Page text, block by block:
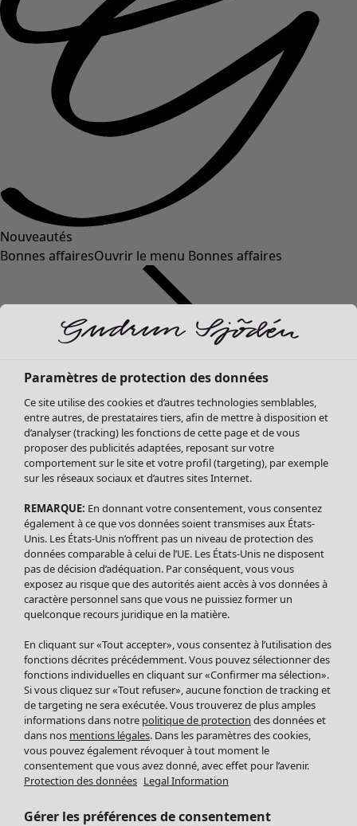
Nouveautés
Bonnes affairesOuvrir le menu Bonnes affaires
Soldes Vêtements
Tous les vêtements
Robes
Tuniques
Blouses
Tops
Gilets
Pantalon
Jupes
Leggings et collants
Accessoires
Chaussures
Vêtements de bain
Basics
Soldes Mobilier
Bonnes affaires déco
Décoration
Textiles
Tapis
Éponge
Paramètres de protection des données
Ce site utilise des cookies et d’autres technologies semblables,
entre autres, de prestataires tiers, afin de mettre à disposition et
d’analyser (tracking) les fonctions de cette page et de vous
proposer des publicités adaptées, reposant sur votre
comportement sur le site et votre profil (targeting), par exemple
sur les réseaux sociaux et d’autres sites Internet.
REMARQUE: En donnant votre consentement, vous consentez
également à ce que vos données soient transmises aux États-
Unis. Les États-Unis n’offrent pas un niveau de protection des
données comparable à celui de l’UE. Les États-Unis ne disposent
pas de décision d’adéquation. Par conséquent, vous vous
exposez au risque que des autorités aient accès à vos données à
caractère personnel sans que vous ne puissiez former un
quelconque recours juridique en la matière.
En cliquant sur «Tout accepter», vous consentez à l’utilisation des
fonctions décrites précédemment. Vous pouvez sélectionner des
fonctions individuelles en cliquant sur «Confirmer ma sélection».
Si vous cliquez sur «Tout refuser», aucune fonction de tracking et
de targeting ne sera exécutée. Vous trouverez de plus amples
informations dans notre politique de protection des données et
dans nos mentions légales. Dans les paramètres des cookies,
vous pouvez également révoquer à tout moment le
consentement que vous avez donné, avec effet pour l’avenir.
Protection des données Legal Information
Gérer les préférences de consentement